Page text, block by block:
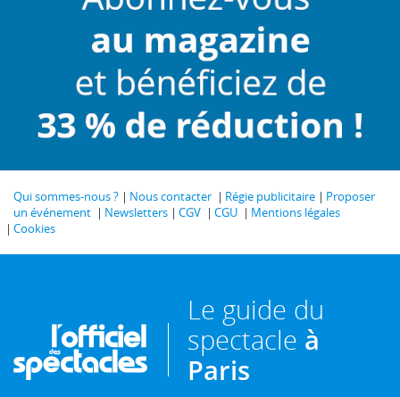
Qui sommes-nous ? Nous contacter Régie publicitaire
Proposer
un événement
Newsletters CGV CGU
Mentions légales
Cookies
Le guide du
spectacle à
Paris